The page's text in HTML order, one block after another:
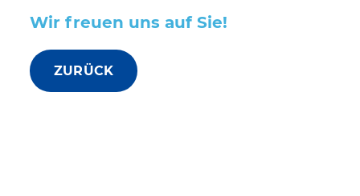
Wir freuen uns auf Sie!
ZURÜCK